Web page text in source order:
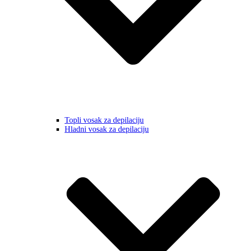
Topli vosak za depilaciju
Hladni vosak za depilaciju